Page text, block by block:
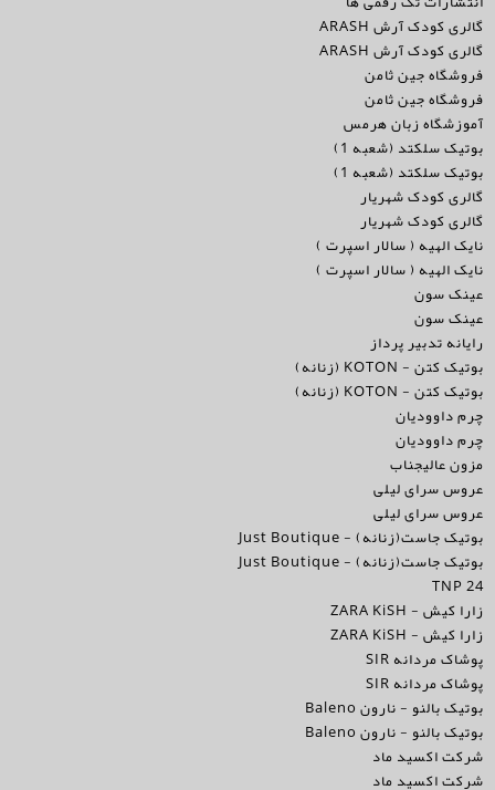
گالری کودک آرش ARASH
گالری کودک آرش ARASH
فروشگاه جین ثامن
فروشگاه جین ثامن
آموزشگاه زبان هرمس
بوتیک سلکتد (شعبه 1)
بوتیک سلکتد (شعبه 1)
گالری کودک شهریار
گالری کودک شهریار
نایک الهیه ( سالار اسپرت )
نایک الهیه ( سالار اسپرت )
عینک سون
عینک سون
رایانه تدبیر پرداز
بوتیک کتن - KOTON (زنانه)
بوتیک کتن - KOTON (زنانه)
چرم داوودیان
چرم داوودیان
مزون عالیجناب
عروس سرای لیلی
عروس سرای لیلی
بوتیک جاست(زنانه) - Just Boutique
بوتیک جاست(زنانه) - Just Boutique
24 TNP
زارا کیش - ZARA KiSH
زارا کیش - ZARA KiSH
پوشاک مردانه SIR
پوشاک مردانه SIR
بوتیک بالنو - نارون Baleno
بوتیک بالنو - نارون Baleno
شرکت اکسيد ماد
شرکت اکسيد ماد